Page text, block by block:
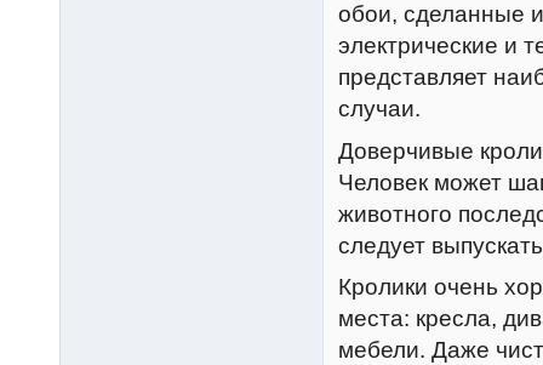
обои, сделанные
электрические и
представляет
случаи.
Доверчивые
Человек может
животного
следует
Кролики очень
места: кресла,
мебели. Даже